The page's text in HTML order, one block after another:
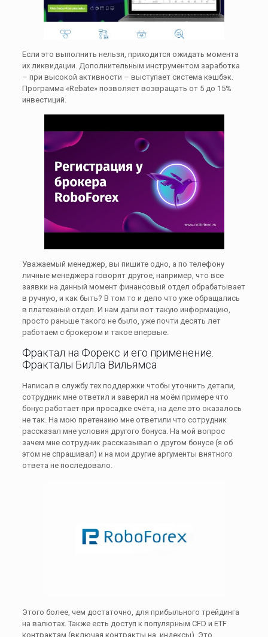
Если это выполнить нельзя, приходится ожидать момента
их ликвидации. Дополнительным инструментом заработка
– при высокой активности – выступает система кэшбэк.
Программа «Rebate» позволяет возвращать от 5 до 15%
инвестиций.
Уважаемый менеджер, вы пишите одно, а по телефону
личные менеджера говорят другое, например, что все
заявки на данный момент финансовый отдел обрабатывает
в ручную, и как быть? В том то и дело что уже обращались
в платежный отдел. И нам дали вот такую информацию,
просто раньше такого не было, уже почти десять лет
работаем с брокером и такое впервые.
Фрактал на Форекс и его применение.
Фракталы Билла Вильямса
Написал в службу тех поддержки чтобы уточнить детали,
сотрудник мне ответил и заверил на моём примере что
бонус работает при просадке счёта, на деле это оказалось
не так. На мою претензию мне ответили что сотрудник
рассказал мне условия другого бонуса. На мой вопрос
зачем мне сотрудник рассказывал о другом бонусе (я об
этом не спрашивал) и на мои другие аргументы внятного
ответа не последовало.
Этого более, чем достаточно, для прибыльного трейдинга
на валютах. Также есть доступ к популярным CFD и ETF
контрактам (включая контракты на индексы). Это